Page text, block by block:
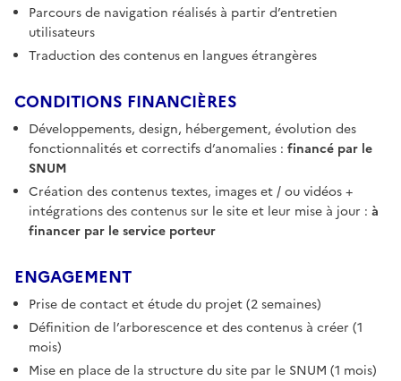
Parcours de navigation réalisés à partir d’entretien
utilisateurs
Traduction des contenus en langues étrangères
CONDITIONS FINANCIÈRES
Développements, design, hébergement, évolution des
fonctionnalités et correctifs d’anomalies : financé par le
SNUM
Création des contenus textes, images et / ou vidéos +
intégrations des contenus sur le site et leur mise à jour : à
financer par le service porteur
ENGAGEMENT
Prise de contact et étude du projet (2 semaines)
Définition de l’arborescence et des contenus à créer (1
mois)
Mise en place de la structure du site par le SNUM (1 mois)